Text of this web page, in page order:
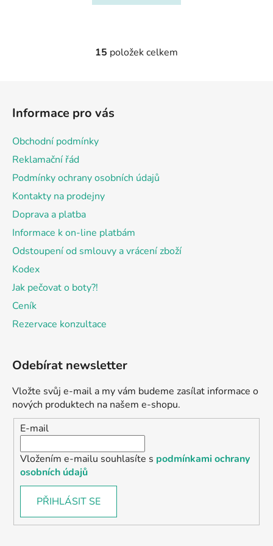
O
r
ý
p
15 položek celkem
Informace pro vás
Obchodní podmínky
Reklamační řád
Podmínky ochrany osobních údajů
Kontakty na prodejny
Doprava a platba
Informace k on-line platbám
Odstoupení od smlouvy a vrácení zboží
Kodex
Jak pečovat o boty?!
Ceník
Rezervace konzultace
Odebírat newsletter
Vložte svůj e-mail a my vám budeme zasílat informace o
nových produktech na našem e-shopu.
E-mail
Vložením e-mailu souhlasíte s podmínkami ochrany
osobních údajů
PŘIHLÁSIT SE